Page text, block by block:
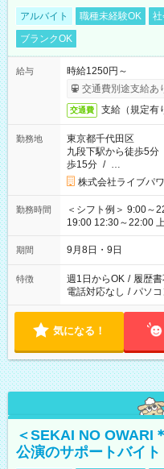
アルバイト 職種未経験OK
ブランクOK
給与
時給1250円～
交通費別途支給あ
交通費 支給（規定有
勤務地
東京都千代田区
九段下駅から徒歩5分
歩15分 / …
株式会社ライブパ
勤務時間
＜シフト例＞ 9:00～
19:00 12:30～22:00 上記の時間から好きな時間を選べます！ ※
時間は変更となる可
期間 9月8日・9日
特徴 週1日からOK / 履歴
電話対応なし / パソ
気になる！
＜SEKAI NO OWARI
公演のサポートバイト